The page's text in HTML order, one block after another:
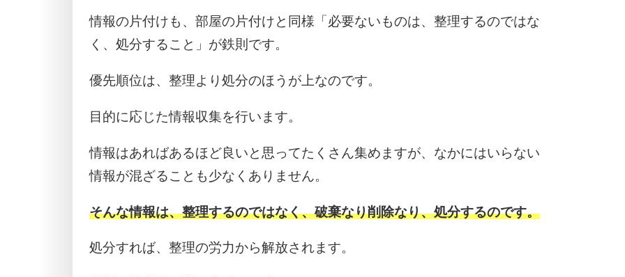
情報の片付けも、部屋の片付けと同様「必要ないものは、整理するのではな
く、処分すること」が鉄則です。
優先順位は、整理より処分のほうが上なのです。
目的に応じた情報収集を行います。
情報はあればあるほど良いと思ってたくさん集めますが、なかにはいらない
情報が混ざることも少なくありません。
そんな情報は、整理するのではなく、破棄なり削除なり、処分するのです。
処分すれば、整理の労力から解放されます。